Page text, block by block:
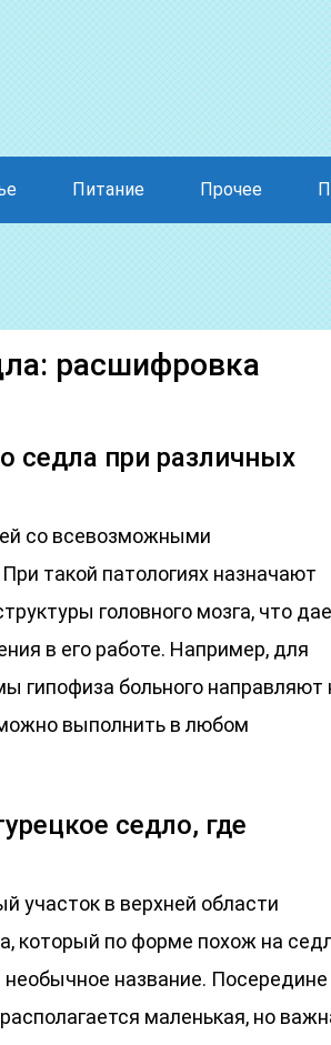
Питание Прочее
расшифровка
седла при различных
со всевозможными
такой патологиях назначают
головного мозга, что
в его работе. Например, для
гипофиза больного направляют
выполнить в любом
седло, где
участок в верхней области
который по форме похож на
название. Посередине
маленькая, но